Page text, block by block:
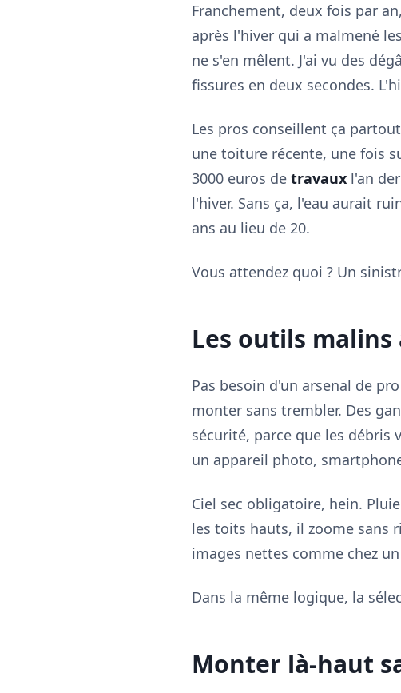
Franchement, deux fois par
après l'hiver qui a malmené les
ne s'en mêlent. J'ai vu des
fissures en deux secondes.
Les pros conseillent ça
une toiture récente, une fois
3000 euros de travaux l'an
l'hiver. Sans ça, l'eau aurait
ans au lieu de 20.
Vous attendez quoi ? Un
Les outils
Pas besoin d'un arsenal de
monter sans trembler. Des
sécurité, parce que les débris
un appareil photo,
Ciel sec obligatoire, hein.
les toits hauts, il zoome sans
images nettes comme chez
Dans la même logique, la
Monter là-haut